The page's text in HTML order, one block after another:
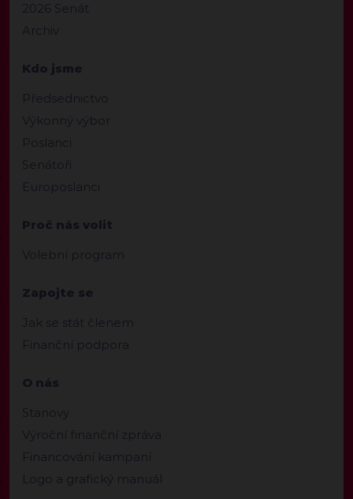
2026 Senát
Archiv
Kdo jsme
Předsednictvo
Výkonný výbor
Poslanci
Senátoři
Europoslanci
Proč nás volit
Volební program
Zapojte se
Jak se stát členem
Finanční podpora
O nás
Stanovy
Výroční finanční zpráva
Financování kampaní
Logo a grafický manuál